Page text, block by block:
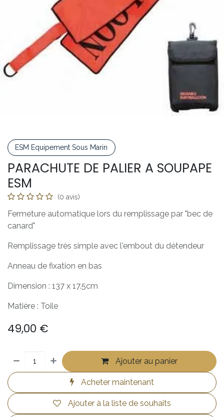
ESM Equipement Sous Marin
PARACHUTE DE PALIER A SOUPAPE
ESM
(0 avis)
Fermeture automatique lors du remplissage par "bec de
canard"
Remplissage très simple avec l'embout du détendeur
Anneau de fixation en bas
Dimension : 137 x 17.5cm
Matière : Toile
49,00 €
Ajouter au panier
Acheter maintenant
Ajouter à la liste de souhaits